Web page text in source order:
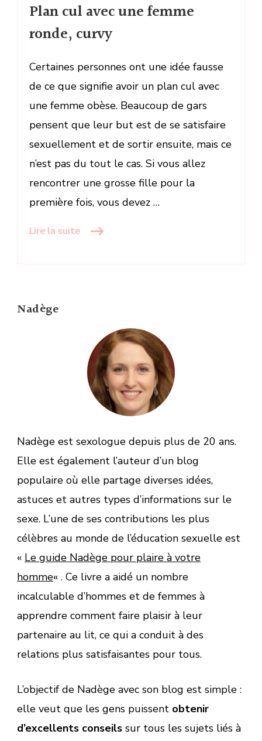
Plan cul avec une femme
ronde, curvy
Certaines personnes ont une idée fausse
de ce que signifie avoir un plan cul avec
une femme obèse. Beaucoup de gars
pensent que leur but est de se satisfaire
sexuellement et de sortir ensuite, mais ce
n’est pas du tout le cas. Si vous allez
rencontrer une grosse fille pour la
première fois, vous devez …
Lire la suite
Nadège
Nadège est sexologue depuis plus de 20 ans.
Elle est également l’auteur d’un blog
populaire où elle partage diverses idées,
astuces et autres types d’informations sur le
sexe. L’une de ses contributions les plus
célèbres au monde de l’éducation sexuelle est
« Le guide Nadège pour plaire à votre
homme« . Ce livre a aidé un nombre
incalculable d’hommes et de femmes à
apprendre comment faire plaisir à leur
partenaire au lit, ce qui a conduit à des
relations plus satisfaisantes pour tous.
L’objectif de Nadège avec son blog est simple :
elle veut que les gens puissent obtenir
d’excellents conseils sur tous les sujets liés à